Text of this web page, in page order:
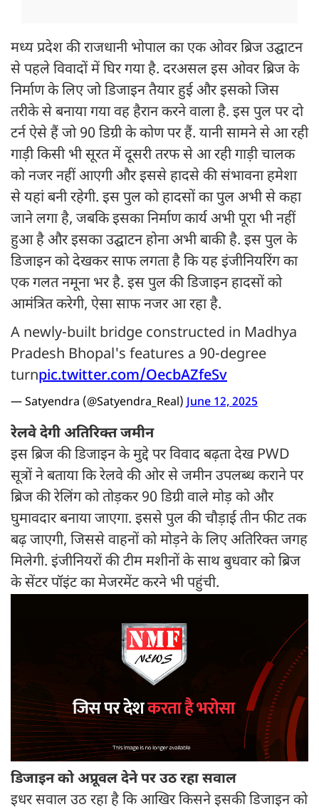
मध्य प्रदेश की राजधानी भोपाल का एक ओवर ब्रिज उद्घाटन
से पहले विवादों में घिर गया है. दरअसल इस ओवर ब्रिज के
निर्माण के लिए जो डिजाइन तैयार हुई और इसको जिस
तरीके से बनाया गया वह हैरान करने वाला है. इस पुल पर दो
टर्न ऐसे हैं जो 90 डिग्री के कोण पर हैं. यानी सामने से आ रही
गाड़ी किसी भी सूरत में दूसरी तरफ से आ रही गाड़ी चालक
को नजर नहीं आएगी और इससे हादसे की संभावना हमेशा
से यहां बनी रहेगी. इस पुल को हादसों का पुल अभी से कहा
जाने लगा है, जबकि इसका निर्माण कार्य अभी पूरा भी नहीं
हुआ है और इसका उद्घाटन होना अभी बाकी है. इस पुल के
डिजाइन को देखकर साफ लगता है कि यह इंजीनियरिंग का
एक गलत नमूना भर है. इस पुल की डिजाइन हादसों को
आमंत्रित करेगी, ऐसा साफ नजर आ रहा है.
A newly-built bridge constructed in Madhya
Pradesh Bhopal's features a 90-degree
turnpic.twitter.com/OecbAZfeSv
— Satyendra (@Satyendra_Real)June 12, 2025
रेलवे देगी अतिरिक्त जमीन
इस ब्रिज की डिजाइन के मुद्दे पर विवाद बढ़ता देख PWD
सूत्रों ने बताया कि रेलवे की ओर से जमीन उपलब्ध कराने पर
ब्रिज की रेलिंग को तोड़कर 90 डिग्री वाले मोड़ को और
घुमावदार बनाया जाएगा. इससे पुल की चौड़ाई तीन फीट तक
बढ़ जाएगी, जिससे वाहनों को मोड़ने के लिए अतिरिक्त जगह
मिलेगी. इंजीनियरों की टीम मशीनों के साथ बुधवार को ब्रिज
के सेंटर पॉइंट का मेजरमेंट करने भी पहुंची.
डिजाइन को अप्रूवल देने पर उठ रहा सवाल
इधर सवाल उठ रहा है कि आखिर किसने इसकी डिजाइन को